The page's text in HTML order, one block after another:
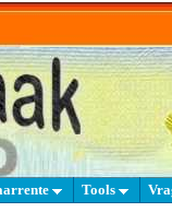
Tools